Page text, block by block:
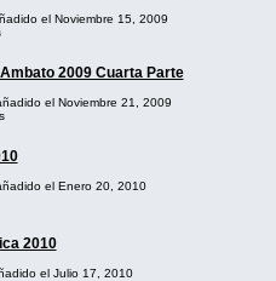
el Noviembre 15, 2009
2009 Cuarta Parte
el Noviembre 21, 2009
el Enero 20, 2010
2010
el Julio 17, 2010